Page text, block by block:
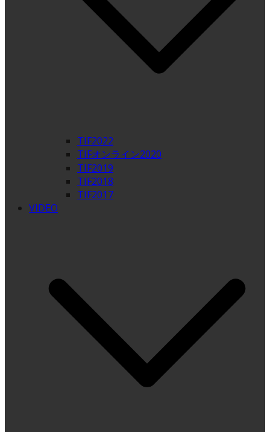
TIF2022
TIFオンライン2020
TIF2019
TIF2018
TIF2017
VIDEO